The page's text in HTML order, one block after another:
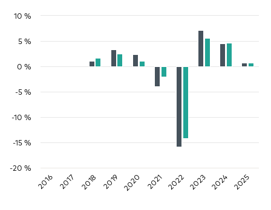
2016 2017 2018 2019 2020 2021 2022 2023 2024 2025
-20 %
-15 %
-10 %
-5 %
0 %
5 %
10 %